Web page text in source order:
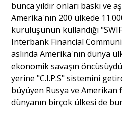
bunca yıldır onları baskı ve
Amerika'nın 200 ülkede
kuruluşunun kullandığı
Interbank Financial
aslında Amerika'nın dünya
ekonomik savaşın
yerine "C.I.P.S" sistemini
büyüyen Rusya ve Amerikan
dünyanın birçok ülkesi de